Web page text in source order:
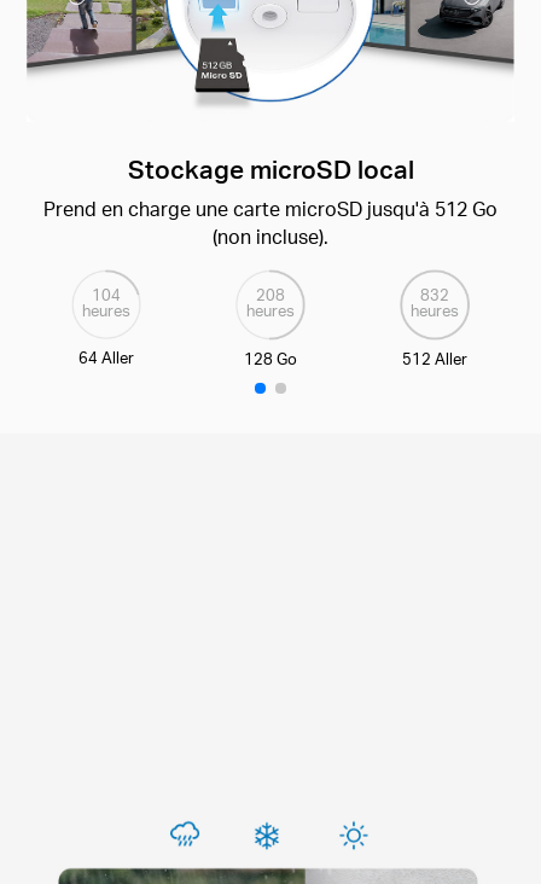
Stockage microSD local
Prend en charge une carte microSD jusqu'à 512 Go
(non incluse).
104
heures
64 Aller
208
heures
128 Go
832
heures
512 Aller